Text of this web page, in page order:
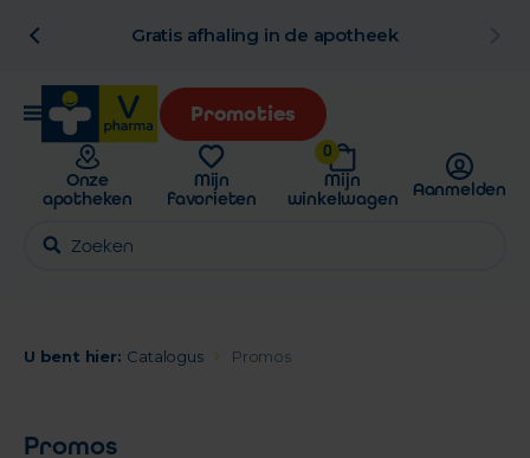
Gratis afhaling in de apotheek
Promoties
Onze
apotheken
Mijn
favorieten
0
Mijn
winkelwagen
Aanmelden
U bent hier: Catalogus Promos
Promos